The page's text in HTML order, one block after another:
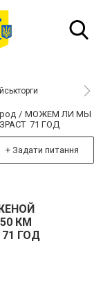
МОЖЕМ ЛИ МЫ
71 ГОД
+ Задати питання
КМ
ГОД